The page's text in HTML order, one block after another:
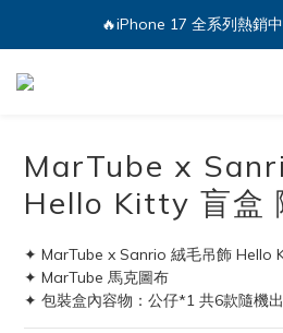
🔥iPhone 17 全系列熱銷
🔥iPhone 17 全系列熱銷
💕加入Q哥 Line 新好友
MarTube x
Hello Kitty 盲盒
✦ MarTube x Sanrio 絨毛吊飾 Hello
✦ MarTube 馬克圖布
✦ 包裝盒內容物：公仔*1 共6款隨機